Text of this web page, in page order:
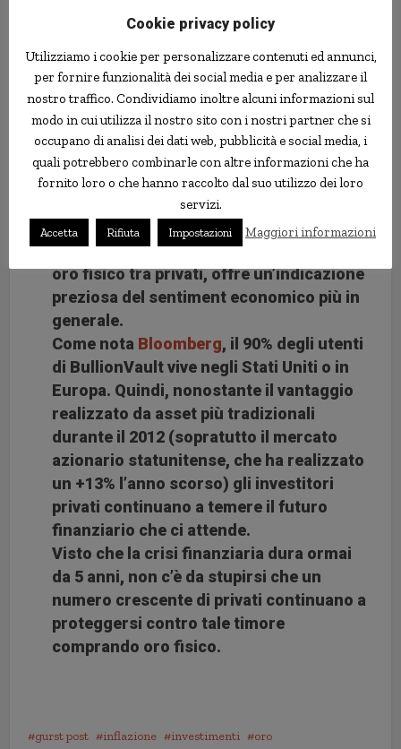
dall’inizio della crisi finanziaria fino ad
riferimento per gli investitori e i piccoli
risparmiatori di tutto il mondo
occidentale. Visto che l’investimento in
oro è chiaramente un modo per tracciare
la fiducia e le aspettative dei
consumatori, il Gold Investor Index,
basato esclusivamente sulle transazioni
effettivamente realizzate sulla
piattaforma principale per lo scambio di
oro fisico tra privati, offre un’indicazione
preziosa del sentiment economico più in
generale.
Come nota Bloomberg, il 90% degli utenti
di BullionVault vive negli Stati Uniti o in
Europa. Quindi, nonostante il vantaggio
realizzato da asset più tradizionali
durante il 2012 (sopratutto il mercato
azionario statunitense, che ha realizzato
un +13% l’anno scorso) gli investitori
privati continuano a temere il futuro
finanziario che ci attende.
Visto che la crisi finanziaria dura ormai
da 5 anni, non c’è da stupirsi che un
numero crescente di privati continuano a
proteggersi contro tale timore
comprando oro fisico.
gurst post inflazione investimenti oro
Cookie privacy policy
Utilizziamo i cookie per personalizzare contenuti ed annunci,
per fornire funzionalità dei social media e per analizzare il
nostro traffico. Condividiamo inoltre alcuni informazioni sul
modo in cui utilizza il nostro sito con i nostri partner che si
occupano di analisi dei dati web, pubblicità e social media, i
quali potrebbero combinarle con altre informazioni che ha
fornito loro o che hanno raccolto dal suo utilizzo dei loro
servizi.
Accetta Rifiuta Impostazioni Maggiori informazioni